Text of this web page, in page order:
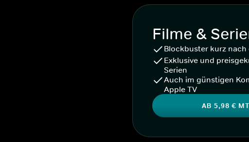
Filme &
Blockbuster kurz nach
Exklusive und
Serien
Auch im günstigen
Apple TV
AB 5,98 €